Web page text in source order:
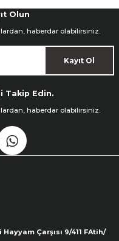
Olun
haberdar olabilirsiniz.
Kayıt Ol
Takip Edin.
haberdar olabilirsiniz.
Çarşısı 9/411 FAtih/